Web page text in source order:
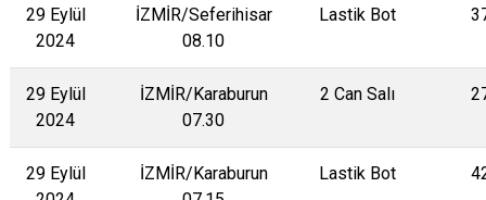
29 Eylül
2024
İZMİR/Seferihisar
08.10
Lastik Bot
29 Eylül
2024
İZMİR/Karaburun
07.30
2 Can Salı
29 Eylül
İZMİR/Karaburun
Lastik Bot